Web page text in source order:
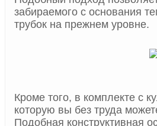
забираемого с основания
трубок на прежнем уровне.
Кроме того, в комплекте с
которую вы без труда
Подобная конструктивная